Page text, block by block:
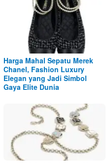
Harga Mahal Sepatu Merek
Chanel, Fashion Luxury
Elegan yang Jadi Simbol
Gaya Elite Dunia